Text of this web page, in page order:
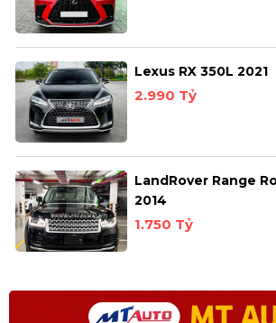
Lexus RX 350L 2021
2.990 Tỷ
LandRover Range
2014
1.750 Tỷ